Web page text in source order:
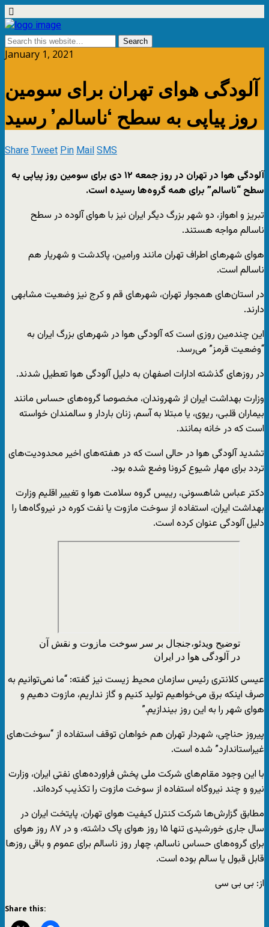
January 1, 2021
آلودگی هوای تهران برای سومین
روز پیاپی به سطح ‘ناسالم’ رسید
ShareTweetPinMailSMS
آلودگی هوا در تهران در روز جمعه ۱۲ دی برای سومین روز پیاپی به
سطح “ناسالم” برای همه گروه‌ها رسیده است.
تبریز و اهواز، دو شهر بزرگ دیگر ایران نیز با هوای آلوده در سطح
ناسالم مواجه هستند.
هوای شهرهای اطراف تهران مانند ورامین، پاکدشت و شهریار هم
ناسالم است.
در استان‌های همجوار تهران، شهرهای قم و کرج نیز وضعیت مشابهی
دارند.
این چندمین روزی است که آلودگی هوا در شهرهای بزرگ ایران به
“وضعیت قرمز” می‌رسد.
در روزهای گذشته ادارات اصفهان به دلیل آلودگی هوا تعطیل شدند.
وزارت بهداشت ایران از شهروندان، مخصوصا گروه‌های حساس مانند
بیماران قلبی، ریوی، یا مبتلا به آسم، زنان باردار و سالمندان خواسته
است که در خانه بمانند.
تشدید آلودگی هوا در حالی است که در هفته‌های اخیر محدودیت‌های
تردد برای مهار شیوع کرونا وضع شده بود.
دکتر عباس شاهسونی، رییس گروه سلامت هوا و تغییر اقلیم وزارت
بهداشت ایران، استفاده از سوخت مازوت یا نفت کوره در نیروگاه‌ها را
دلیل آلودگی عنوان کرده است.
توضیح ویدئو،جنجال بر سر سوخت مازوت و نقش آن
در آلودگی هوا در ایران
عیسی کلانتری رئیس سازمان محیط زیست نیز گفته: “ما نمی‌توانیم به
صرف اینکه برق می‌خواهیم تولید کنیم و گاز نداریم، مازوت دهیم و
هوای شهر را به این روز بیندازیم.”
پیروز حناچی، شهردار تهران هم خواهان توقف استفاده از “سوخت‌های
غیراستاندارد” شده است.
با این وجود مقام‌های شرکت ملی پخش فراورده‌های نفتی ایران، وزارت
نیرو و چند نیروگاه استفاده از سوخت مازوت را تکذیب کرده‌اند.
مطابق گزارش‌ها شرکت کنترل کیفیت هوای تهران، پایتخت ایران در
سال جاری خورشیدی تنها ۱۵ روز هوای پاک داشته، و در ۸۷ روز هوای
برای گروه‌های حساس ناسالم، چهار روز ناسالم برای عموم و باقی روزها
قابل قبول یا سالم بوده است.
از: بی بی سی
Share this: